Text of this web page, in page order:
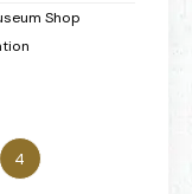
Shop
4